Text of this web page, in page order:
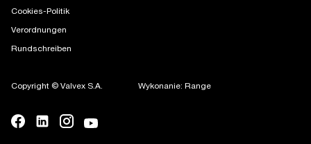
Cookies-Politik
Verordnungen
Rundschreiben
Copyright © Valvex S.A. Wykonanie: Range